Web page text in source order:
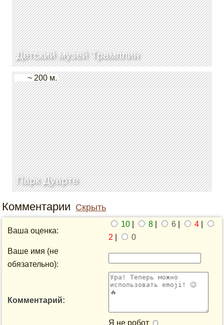
Детский музей Трамплин
Парк Дуарте
~ 200 м.
Комментарии Скрыть
Ваша оценка:
10 8 6 4
2
0
Ваше имя (не
обязательно):
Комментарий:
Я не робот